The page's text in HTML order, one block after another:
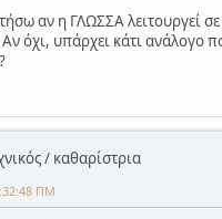
αν η ΓΛΩΣΣΑ λειτουργεί σε
Αν όχι, υπάρχει κάτι ανάλογο
/ καθαρίστρια
ΠΜ